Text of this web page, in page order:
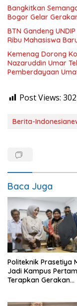
Bangkitkan
Bogor Gelar
BTN Gandeng
Ribu Mahasiswa
Kemenag Dorong
Nazaruddin Umar
Pemberdayaan
Post Views: 302
Berita-
Baca Juga
Politeknik Prasetiya
Jadi Kampus
Terapkan Gerakan